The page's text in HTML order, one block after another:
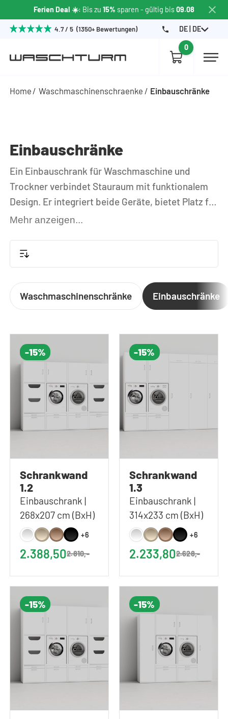
Ferien Deal ☀️: Bis zu 15% sparen - gültig bis09.08
4.7 / 5 (1350+ Bewertungen) DE | DE
0
Home Waschmaschinenschraenke Einbauschränke
Einbauschränke
Ein Einbauschrank für Waschmaschine und
Trockner verbindet Stauraum mit funktionalem
Design. Er integriert beide Geräte, bietet Platz für
Waschmittel, Wäschekörbe und Zubehör und
tägliche Waschroutine.
Mehr anzeigen...
Waschmaschinenschränke Einbauschränke
-15%
Schrankwand
1.2
Einbauschrank |
268x207 cm (BxH)
+6
2.388,502.810,-
-15%
Schrankwand
1.3
Einbauschrank |
314x233 cm (BxH)
+6
2.233,802.628,-
-15% -15%